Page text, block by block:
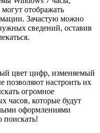
отображать
Зачастую можно
сведений, оставив
цвет цифр, изменяемый
позволяют настроить их
огромное
часов, которые будут
оформлениями
поискать!